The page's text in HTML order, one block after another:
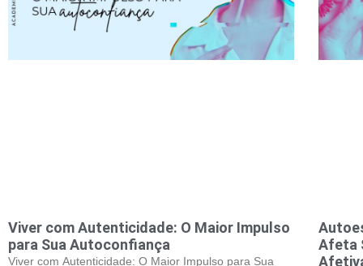
Viver com Autenticidade: O Maior Impulso
para Sua Autoconfiança
Viver com Autenticidade: O Maior Impulso para Sua
Afeta